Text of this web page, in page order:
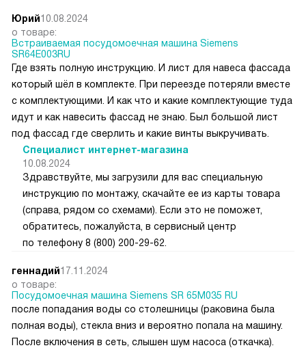
Юрий10.08.2024
о товаре:
Встраиваемая посудомоечная машина Siemens
SR64E003RU
Где взять полную инструкцию. И лист для навеса фассада
который шёл в комплекте. При переезде потеряли вместе
с комплектующими. И как что и какие комплектующие туда
идут и как навесить фассад не знаю. Был большой лист
под фассад где сверлить и какие винты выкручивать.
Специалист интернет-магазина
10.08.2024
Здравствуйте, мы загрузили для вас специальную
инструкцию по монтажу, скачайте ее из карты товара
(справа, рядом со схемами). Если это не поможет,
обратитесь, пожалуйста, в сервисный центр
по телефону 8 (800) 200-29-62.
геннадий17.11.2024
о товаре:
Посудомоечная машина Siemens SR 65M035 RU
после попадания воды со столешницы (раковина была
полная воды), стекла вниз и вероятно попала на машину.
После включения в сеть, слышен шум насоса (откачка).